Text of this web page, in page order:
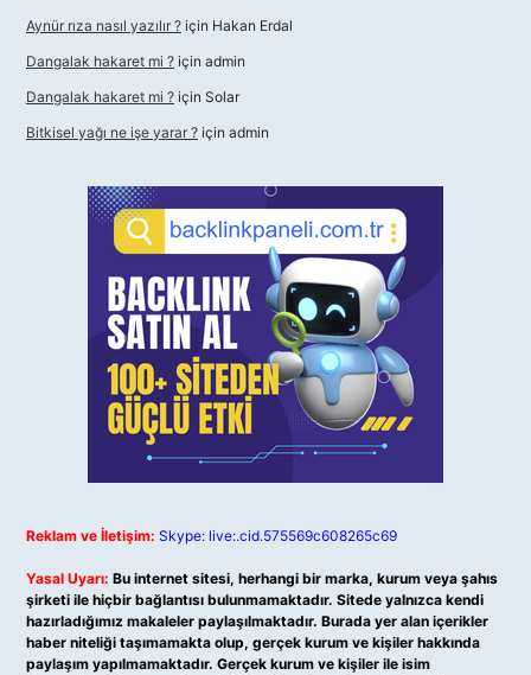
Aynür rıza nasıl yazılır ? için Hakan Erdal
Dangalak hakaret mi ? için admin
Dangalak hakaret mi ? için Solar
Bitkisel yağı ne işe yarar ? için admin
Reklam ve İletişim: Skype: live:.cid.575569c608265c69
Yasal Uyarı: Bu internet sitesi, herhangi bir marka, kurum veya şahıs
şirketi ile hiçbir bağlantısı bulunmamaktadır. Sitede yalnızca kendi
hazırladığımız makaleler paylaşılmaktadır. Burada yer alan içerikler
haber niteliği taşımamakta olup, gerçek kurum ve kişiler hakkında
paylaşım yapılmamaktadır. Gerçek kurum ve kişiler ile isim